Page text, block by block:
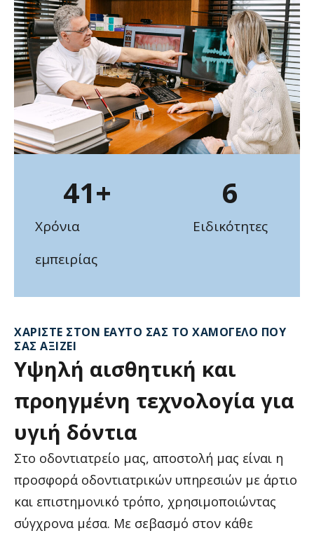
ΧΑΡΊΣΤΕ ΣΤΟΝ ΕΑΥΤΌ ΣΑΣ ΤΟ ΧΑΜΌΓΕΛΟ ΠΟΥ
ΣΑΣ ΑΞΊΖΕΙ
Υψηλή αισθητική και
προηγμένη τεχνολογία για
υγιή δόντια
Στο οδοντιατρείο μας, αποστολή μας είναι η
προσφορά οδοντιατρικών υπηρεσιών με άρτιο
και επιστημονικό τρόπο, χρησιμοποιώντας
σύγχρονα μέσα. Με σεβασμό στον κάθε
Χρόνια
εμπειρίας
41+
Ειδικότητες
6